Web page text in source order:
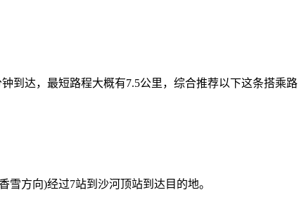
到达，最短路程大概有7.5公里，综合推荐以下这条搭乘路
方向)经过7站到沙河顶站到达目的地。